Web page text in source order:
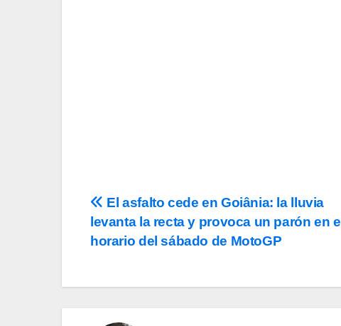
Navegación
de
El asfalto cede en Goiânia: la lluvia
levanta la recta y provoca un parón en el
horario del sábado de MotoGP